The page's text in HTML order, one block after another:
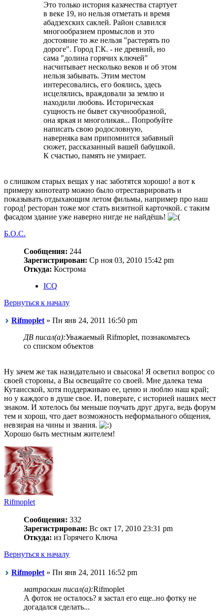
Это только история казачества стартует
в веке 19, но нельзя отметать и время
абадзехских саклей. Район славился
многообразием промыслов и это
достояние то же нельзя "растерять по
дороге". Город Г.К. - не древний, но
сама "долина горячих ключей"
насчитывает несколько веков и об этом
нельзя забывать. Этим местом
интересовались, его боялись, здесь
исцелялись, враждовали за землю и
находили любовь. Историческая
сущность не бывет скучнообразной,
она яркая и многоликая... Попробуйте
написать свою родословную,
наверняка вам припомнится забавный
сюжет, рассказанный вашей бабушкой.
К счастью, память не умирает.
о слишком старых вещах у нас заботятся хорошо! а вот к
примеру кинотеатр можно было отреставрировать и
показывать отдыхающим летом фильмы, например про наш
город! ресторан тоже мог стать визитной карточкой. с таким
фасадом здание уже наверно нигде не найдёшь!
Б.О.С.
Сообщения: 244
Зарегистрирован: Ср ноя 03, 2010 15:42 pm
Откуда: Кострома
ICQ
Вернуться к началу
Rifmoplet » Пн янв 24, 2011 16:50 pm
ДВ писал(а):Уважаемый Rifmoplet, познакомьтесь
со списком объектов
Ну зачем же так назидательно и свысока! Я осветил вопрос со
своей стороны, а Вы освещайте со своей. Мне далека тема
Кутаисской, хотя поддерживаю ее, ценю и люблю наш край;
но у каждого в душе свое. И, поверьте, с историей наших мест
знаком. И хотелось бы меньше поучать друг друга, ведь форум
тем и хорош, что дает возможность неформального общения,
невзирая на чины и звания.
Хорошо быть местным жителем!
Rifmoplet
Сообщения: 332
Зарегистрирован: Вс окт 17, 2010 23:31 pm
Откуда: из Горячего Ключа
Вернуться к началу
Rifmoplet » Пн янв 24, 2011 16:52 pm
матраскин писал(а):Rifmoplet
А фоток не осталось? я застал его еще..но фотку не
догадался сделать...